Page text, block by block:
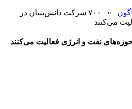
»
۷۰۰ شرکت دانش‌بنیان در
می‌کنند